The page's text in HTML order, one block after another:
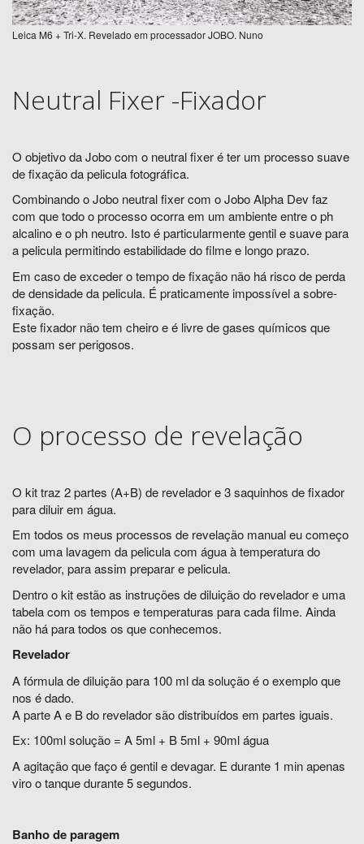
Leica M6 + Tri-X. Revelado em processador JOBO. Nuno
Neutral Fixer -Fixador
O objetivo da Jobo com o neutral fixer é ter um processo suave
de fixação da pelicula fotográfica.
Combinando o Jobo neutral fixer com o Jobo Alpha Dev faz
com que todo o processo ocorra em um ambiente entre o ph
alcalino e o ph neutro. Isto é particularmente gentil e suave para
a pelicula permitindo estabilidade do filme e longo prazo.
Em caso de exceder o tempo de fixação não há risco de perda
de densidade da pelicula. É praticamente impossível a sobre-
fixação.
Este fixador não tem cheiro e é livre de gases químicos que
possam ser perigosos.
O processo de revelação
O kit traz 2 partes (A+B) de revelador e 3 saquinhos de fixador
para diluir em água.
Em todos os meus processos de revelação manual eu começo
com uma lavagem da pelicula com água à temperatura do
revelador, para assim preparar e pelicula.
Dentro o kit estão as instruções de diluição do revelador e uma
tabela com os tempos e temperaturas para cada filme. Ainda
não há para todos os que conhecemos.
Revelador
A fórmula de diluição para 100 ml da solução é o exemplo que
nos é dado.
A parte A e B do revelador são distribuídos em partes iguais.
Ex: 100ml solução = A 5ml + B 5ml + 90ml água
A agitação que faço é gentil e devagar. E durante 1 min apenas
viro o tanque durante 5 segundos.
Banho de paragem